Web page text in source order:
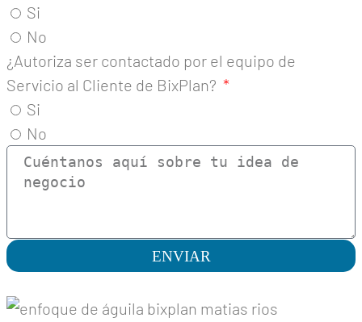
Si
No
¿Autoriza ser contactado por el equipo de
Servicio al Cliente de BixPlan?
Si
No
ENVIAR